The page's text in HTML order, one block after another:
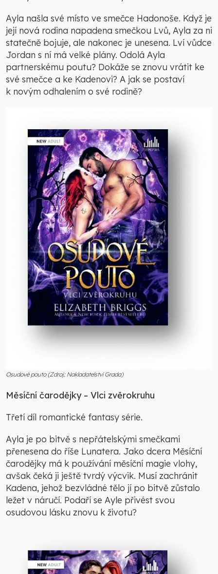
Ayla našla své místo ve smečce Hadonoše. Když je
její nová rodina napadena smečkou Lvů, Ayla za ni
statečně bojuje, ale nakonec je unesena. Lví vůdce
Jordan s ní má velké plány. Odolá Ayla
partnerskému poutu? Dokáže se znovu vrátit ke
své smečce a ke Kadenovi? A jak se postaví
k novým odhalením o své rodině?
Osudové pouto (Zdroj: Nakladatelství Grada)
Měsíční čarodějky – Vlci zvěrokruhu
Třetí díl romantické fantasy série.
Ayla je po bitvě s nepřátelskými smečkami
přenesena do říše Lunatera. Jako dcera Měsíční
čarodějky má k používání měsíční magie vlohy,
avšak čeká ji ještě tvrdý výcvik. Musí zachránit
Kadena, jehož bezvládné tělo jí po bitvě zůstalo
ležet v náručí. Podaří se Ayle přivést svou
osudovou lásku znovu k životu?